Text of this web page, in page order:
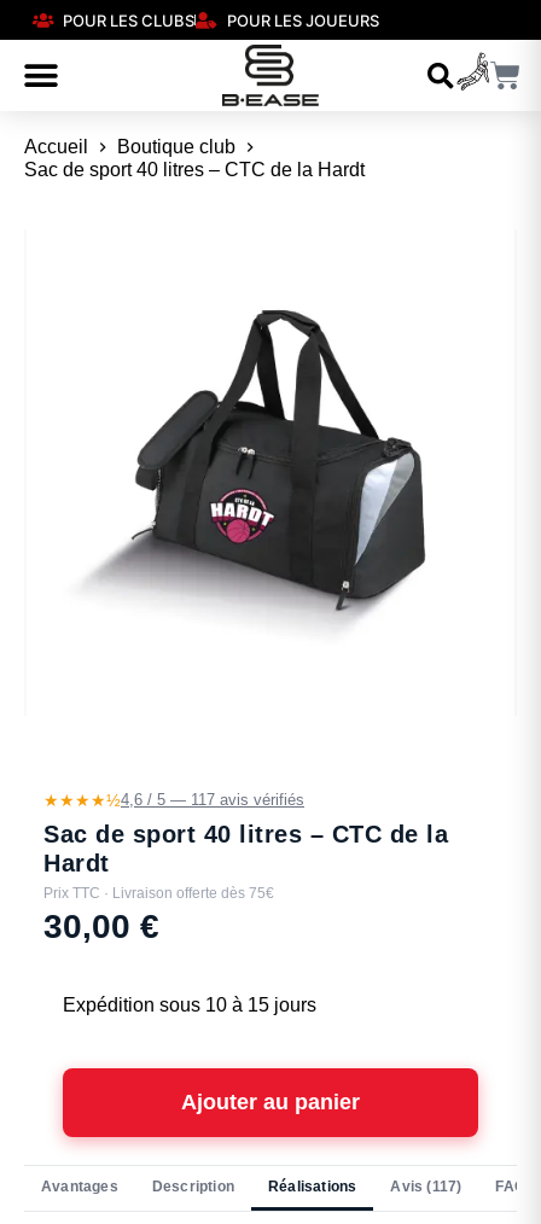
POUR LES CLUBS POUR LES JOUEURS
Accueil
Boutique club
Sac de sport 40 litres – CTC de la Hardt
★★★★½4,6 / 5 — 117 avis vérifiés
Sac de sport 40 litres – CTC de la
Hardt
Prix TTC · Livraison offerte dès 75€
30,00 €
Expédition sous 10 à 15 jours
Ajouter au panier
Avantages Description Réalisations Avis (117) FAQ